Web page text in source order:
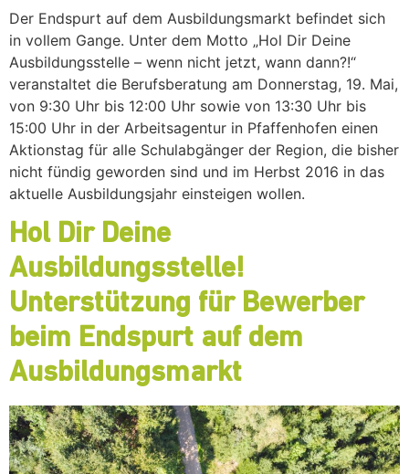
Der Endspurt auf dem Ausbildungsmarkt befindet sich
in vollem Gange. Unter dem Motto „Hol Dir Deine
Ausbildungsstelle – wenn nicht jetzt, wann dann?!“
veranstaltet die Berufsberatung am Donnerstag, 19. Mai,
von 9:30 Uhr bis 12:00 Uhr sowie von 13:30 Uhr bis
15:00 Uhr in der Arbeitsagentur in Pfaffenhofen einen
Aktionstag für alle Schulabgänger der Region, die bisher
nicht fündig geworden sind und im Herbst 2016 in das
aktuelle Ausbildungsjahr einsteigen wollen.
Hol Dir Deine
Ausbildungsstelle!
Unterstützung für Bewerber
beim Endspurt auf dem
Ausbildungsmarkt